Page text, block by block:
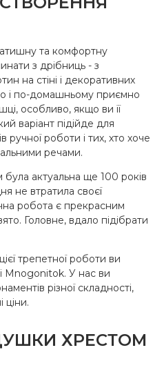
та комфортну
з дрібниць - з
на стіні і декоративних
і по-домашньому приємно
особливо, якщо ви її
варіант підійде для
ручної роботи і тих, хто хоче
речами.
актуальна ще 100 років
не втратила своєї
робота є прекрасним
Головне, вдало підібрати
трепетної роботи ви
Mnogonitok. У нас ви
різної складності,
ціни.
ХРЕСТОМ